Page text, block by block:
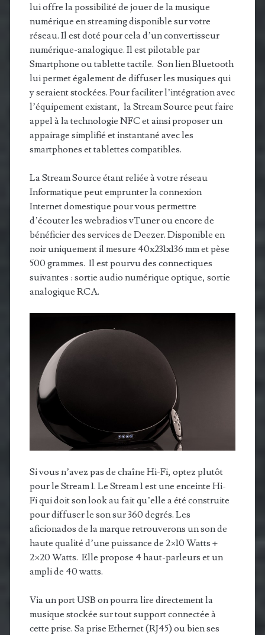
lui offre la possibilité de jouer de la musique
numérique en streaming disponible sur votre
réseau. Il est doté pour cela d’un convertisseur
numérique-analogique. Il est pilotable par
Smartphone ou tablette tactile. Son lien Bluetooth
lui permet également de diffuser les musiques qui
y seraient stockées. Pour faciliter l’intégration avec
l’équipement existant, la Stream Source peut faire
appel à la technologie NFC et ainsi proposer un
appairage simplifié et instantané avec les
smartphones et tablettes compatibles.
La Stream Source étant reliée à votre réseau
Informatique peut emprunter la connexion
Internet domestique pour vous permettre
d’écouter les webradios vTuner ou encore de
bénéficier des services de Deezer. Disponible en
noir uniquement il mesure 40x231x136 mm et pèse
500 grammes. Il est pourvu des connectiques
suivantes : sortie audio numérique optique, sortie
analogique RCA.
Si vous n’avez pas de chaîne Hi-Fi, optez plutôt
pour le Stream 1. Le Stream 1 est une enceinte Hi-
Fi qui doit son look au fait qu’elle a été construite
pour diffuser le son sur 360 degrés. Les
aficionados de la marque retrouverons un son de
haute qualité d’une puissance de 2×10 Watts +
2×20 Watts. Elle propose 4 haut-parleurs et un
ampli de 40 watts.
Via un port USB on pourra lire directement la
musique stockée sur tout support connectée à
cette prise. Sa prise Ethernet (RJ45) ou bien ses